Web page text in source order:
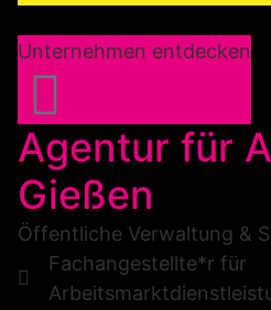
Unternehmen entdecken
Agentur für
Gießen
Öffentliche Verwaltung &
Fachangestellte*r für